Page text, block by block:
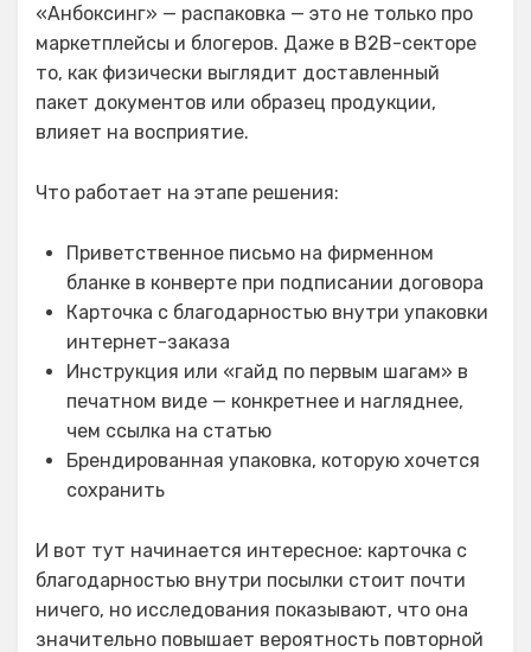
«Анбоксинг» — распаковка — это не только про
маркетплейсы и блогеров. Даже в B2B-секторе
то, как физически выглядит доставленный
пакет документов или образец продукции,
влияет на восприятие.
Что работает на этапе решения:
Приветственное письмо на фирменном
бланке в конверте при подписании договора
Карточка с благодарностью внутри упаковки
интернет-заказа
Инструкция или «гайд по первым шагам» в
печатном виде — конкретнее и нагляднее,
чем ссылка на статью
Брендированная упаковка, которую хочется
сохранить
И вот тут начинается интересное: карточка с
благодарностью внутри посылки стоит почти
ничего, но исследования показывают, что она
значительно повышает вероятность повторной